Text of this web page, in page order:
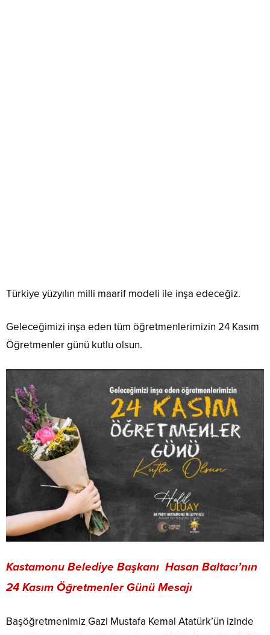
Türkiye yüzyılın milli maarif modeli ile inşa edeceğiz.
Geleceğimizi inşa eden tüm öğretmenlerimizin 24 Kasım
Öğretmenler günü kutlu olsun.
Kastamonu Belediye Başkanı Hasan Baltacı’nın
24 Kasım Öğretmenler Günü Mesajı
Başöğretmenimiz Gazi Mustafa Kemal Atatürk’ün izinde